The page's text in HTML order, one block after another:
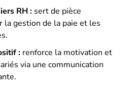
RH : sert de pièce
la gestion de la paie et les
: renforce la motivation et
via une communication